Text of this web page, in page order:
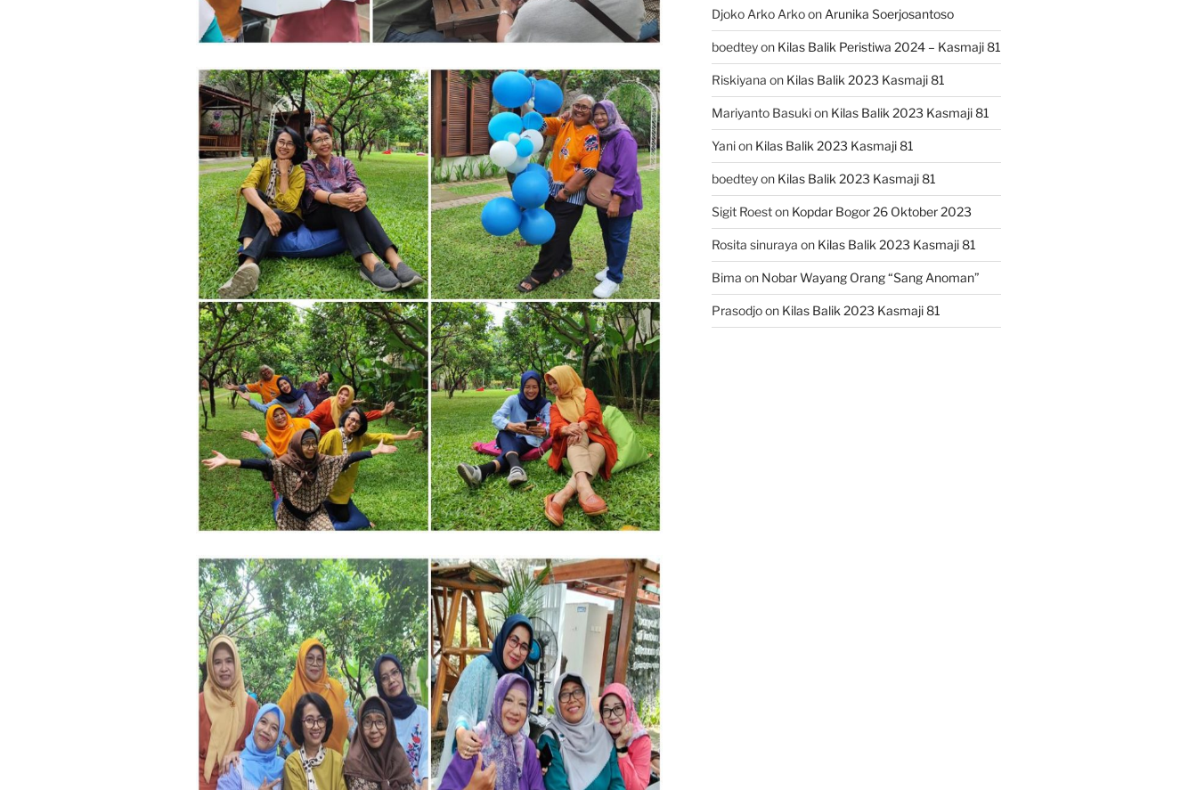
Djoko Arko Arkoon Arunika Soerjosantoso
boedteyon Kilas Balik Peristiwa 2024 – Kasmaji 81
Riskiyana on Kilas Balik 2023 Kasmaji 81
Mariyanto Basukion Kilas Balik 2023 Kasmaji 81
Yanion Kilas Balik 2023 Kasmaji 81
boedteyon Kilas Balik 2023 Kasmaji 81
Sigit Roeston Kopdar Bogor 26 Oktober 2023
Rosita sinuraya on Kilas Balik 2023 Kasmaji 81
Bima on Nobar Wayang Orang “Sang Anoman”
Prasodjoon Kilas Balik 2023 Kasmaji 81